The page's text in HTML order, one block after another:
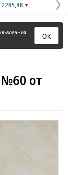
2285,88
ОК
от